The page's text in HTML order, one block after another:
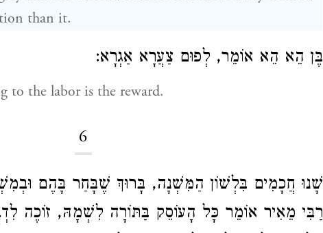
than it.
בֶּן הֵא הֵא אוֹמֵר, לְפוּם צַעֲרָא אַגְרָא:
to the labor is the reward.
6
שָׁנוּ חֲכָמִים בִּלְשׁוֹן הַמִּשְׁנָה, בָּרוּךְ שֶׁבָּחַר בָּהֶם
רַבִּי מֵאִיר אוֹמֵר כָּל הָעוֹסֵק בַּתּוֹרָה לִשְׁמָהּ, זוֹכֶה